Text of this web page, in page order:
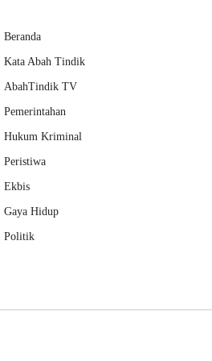
Beranda
Kata Abah Tindik
AbahTindik TV
Pemerintahan
Hukum Kriminal
Peristiwa
Ekbis
Gaya Hidup
Politik